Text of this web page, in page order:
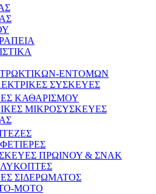
ΕΝΤΟΜΩΝ
ΣΥΣΚΕΥΕΣ
ΚΑΘΑΡΙΣΜΟΥ
ΜΙΚΡΟΣΥΣΚΕΥΕΣ
ΠΡΩΙΝΟΥ & ΣΝΑΚ
ΣΙΔΕΡΩΜΑΤΟΣ
MOTO